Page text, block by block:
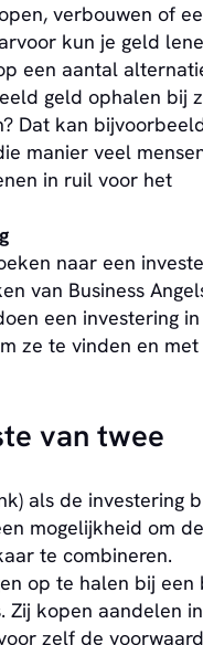
verbouwen of
kun je geld
een aantal
geld ophalen bij
Dat kan
manier veel
in ruil voor het
naar een
van Business
een investering
ze te vinden en
van twee
als de investering
mogelijkheid om de
te combineren.
op te halen bij een
Zij kopen aandelen
zelf de